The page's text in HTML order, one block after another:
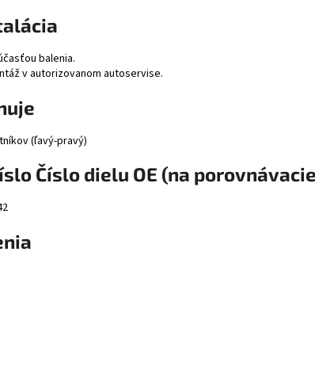
balenia.
v autorizovanom autoservise.
(ľavý-pravý)
Číslo dielu OE (na